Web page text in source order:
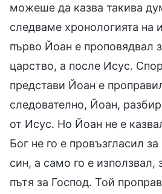
можеше да казва такива
следваме хронологията на
първо Йоан е проповядвал
царство, а после Исус.
представи Йоан е
следователно, Йоан,
от Исус. Но Йоан не е
Бог не го е провъзгласил
син, а само го е използвал,
пътя за Господ. Той